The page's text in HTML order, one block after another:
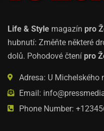
Life & Style magazín pro
hubnutí: Změňte některé
dolů. Pohodové čtení pro
Adresa: U Michelského
Email:
Phone Number: